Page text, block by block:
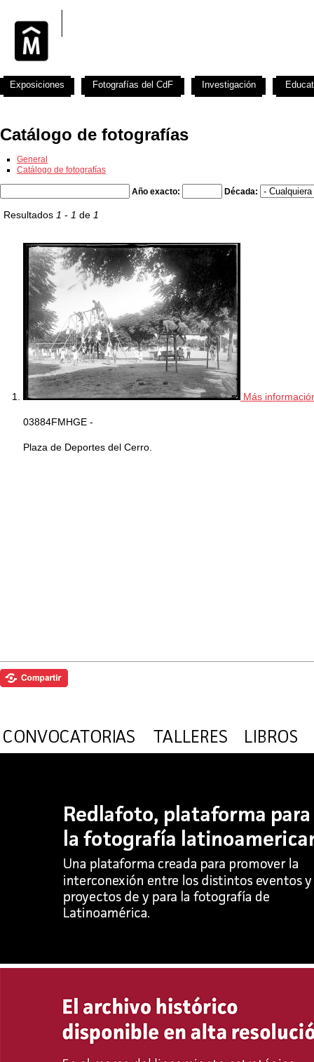
Catálogo de fotografías
General
Catálogo de fotografías
Año exacto: Década:
Resultados 1 - 1 de 1
Más
03884FMHGE -
Plaza de Deportes del Cerro.
Exposiciones Fotografías del CdF Investigación